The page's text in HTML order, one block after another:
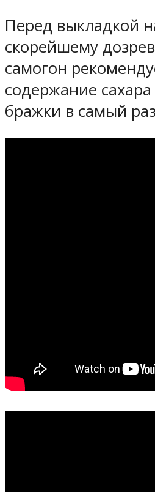
Перед выкладкой
скорейшему
самогон
содержание
бражки в самый